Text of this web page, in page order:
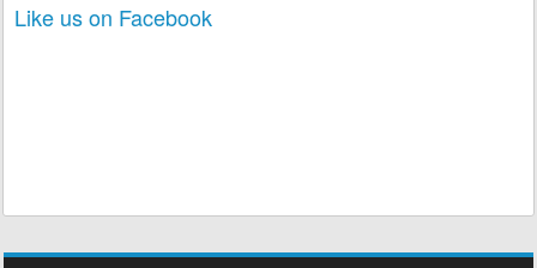
Like us on Facebook